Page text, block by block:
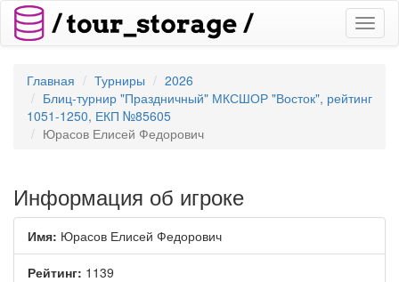
Главная Турниры
2026
Блиц-турнир "Праздничный" МКСШОР "Восток", рейтинг
1051-1250, ЕКП №85605
Юрасов Елисей Федорович
Информация об игроке
Имя: Юрасов Елисей Федорович
Рейтинг: 1139